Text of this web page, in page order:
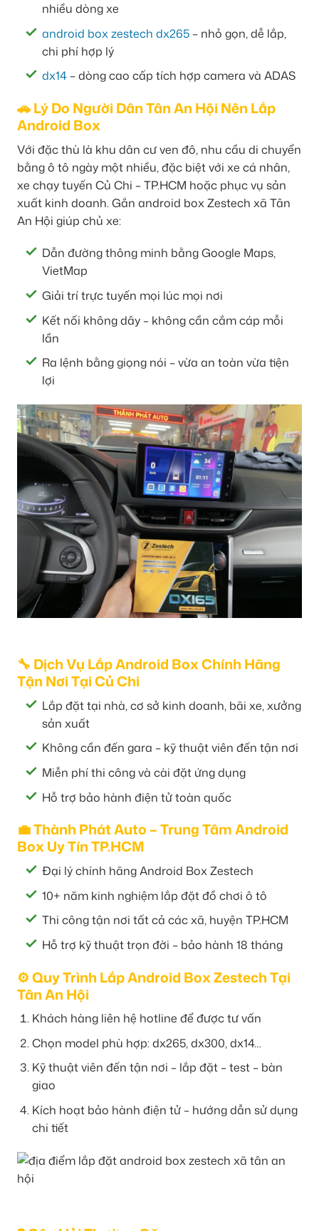
nhiều dòng xe
android box zestech dx265 – nhỏ gọn, dễ lắp,
chi phí hợp lý
dx14 – dòng cao cấp tích hợp camera và ADAS
🚗 Lý Do Người Dân Tân An Hội Nên Lắp
Android Box
Với đặc thù là khu dân cư ven đô, nhu cầu di chuyển
bằng ô tô ngày một nhiều, đặc biệt với xe cá nhân,
xe chạy tuyến Củ Chi – TP.HCM hoặc phục vụ sản
xuất kinh doanh. Gắn android box Zestech xã Tân
An Hội giúp chủ xe:
Dẫn đường thông minh bằng Google Maps,
VietMap
Giải trí trực tuyến mọi lúc mọi nơi
Kết nối không dây – không cần cắm cáp mỗi
lần
Ra lệnh bằng giọng nói – vừa an toàn vừa tiện
lợi
🔧 Dịch Vụ Lắp Android Box Chính Hãng
Tận Nơi Tại Củ Chi
Lắp đặt tại nhà, cơ sở kinh doanh, bãi xe, xưởng
sản xuất
Không cần đến gara – kỹ thuật viên đến tận nơi
Miễn phí thi công và cài đặt ứng dụng
Hỗ trợ bảo hành điện tử toàn quốc
💼 Thành Phát Auto – Trung Tâm Android
Box Uy Tín TP.HCM
Đại lý chính hãng Android Box Zestech
10+ năm kinh nghiệm lắp đặt đồ chơi ô tô
Thi công tận nơi tất cả các xã, huyện TP.HCM
Hỗ trợ kỹ thuật trọn đời – bảo hành 18 tháng
⚙️ Quy Trình Lắp Android Box Zestech Tại
Tân An Hội
Khách hàng liên hệ hotline để được tư vấn
Chọn model phù hợp: dx265, dx300, dx14…
Kỹ thuật viên đến tận nơi – lắp đặt – test – bàn
giao
Kích hoạt bảo hành điện tử – hướng dẫn sử dụng
chi tiết